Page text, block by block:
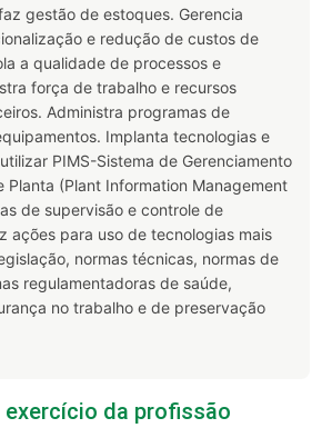
gestão de estoques. Gerencia
e redução de custos de
a qualidade de processos e
força de trabalho e recursos
Administra programas de
Implanta tecnologias e
PIMS-Sistema de Gerenciamento
Planta (Plant Information Management
de supervisão e controle de
ações para uso de tecnologias mais
normas técnicas, normas de
regulamentadoras de saúde,
no trabalho e de preservação
da profissão